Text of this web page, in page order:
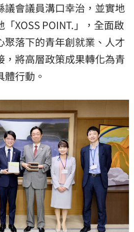
議會議員溝口幸治，並實地
XOSS POINT.」，全面啟
聚落下的青年創就業、人才
，將高層政策成果轉化為青
行動。